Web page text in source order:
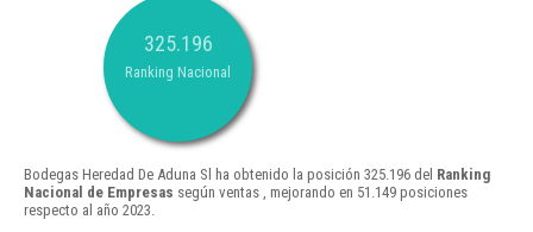
325.196
Ranking Nacional
Bodegas Heredad De Aduna Sl ha obtenido la posición 325.196 del Ranking
Nacional de Empresas según ventas , mejorando en 51.149 posiciones
respecto al año 2023.